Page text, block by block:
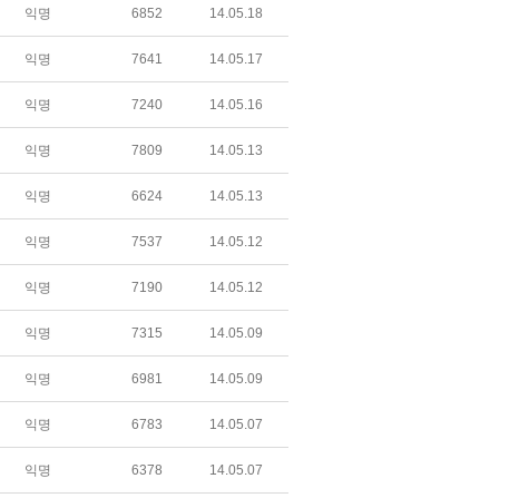
익명 6852 14.05.18
익명 7641 14.05.17
익명 7240 14.05.16
익명 7809 14.05.13
익명 6624 14.05.13
익명 7537 14.05.12
익명 7190 14.05.12
익명 7315 14.05.09
익명 6981 14.05.09
익명 6783 14.05.07
익명 6378 14.05.07